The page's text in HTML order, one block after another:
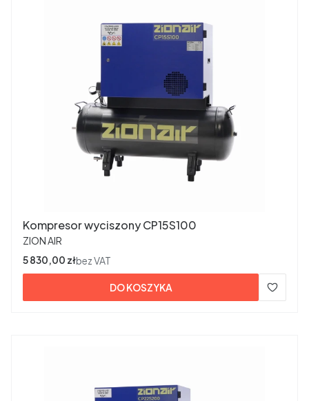
Kompresor wyciszony CP15S100
PRODUCENT
ZION AIR
Cena
5 830,00 złbez VAT
DO KOSZYKA